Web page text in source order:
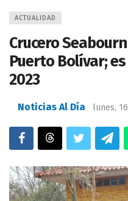
ACTUALIDAD
Crucero
Puerto Bolívar;
2023
Noticias Al Día lunes,